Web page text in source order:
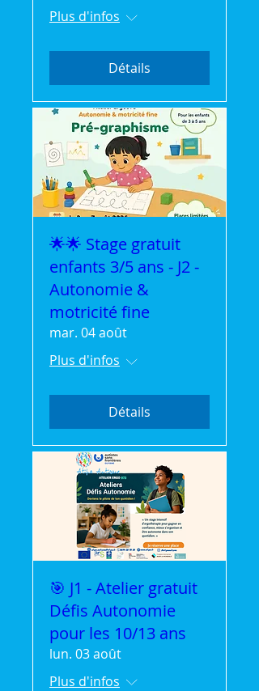
Plus d'infos
Détails
🌟🌟 Stage gratuit
enfants 3/5 ans - J2 -
Autonomie &
motricité fine
mar. 04 août
Plus d'infos
Détails
🎯 J1 - Atelier gratuit
Défis Autonomie
pour les 10/13 ans
lun. 03 août
Plus d'infos